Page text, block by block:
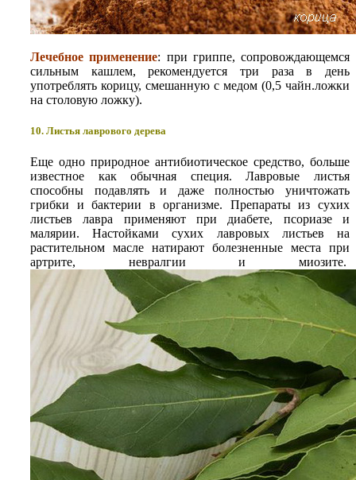
Лечебное применение: при гриппе, сопровождающемся
сильным кашлем, рекомендуется три раза в день
употреблять корицу, смешанную с медом (0,5 чайн.ложки
на столовую ложку).
10. Листья лаврового дерева
Еще одно природное антибиотическое средство, больше
известное как обычная специя. Лавровые листья
способны подавлять и даже полностью уничтожать
грибки и бактерии в организме. Препараты из сухих
листьев лавра применяют при диабете, псориазе и
малярии. Настойками сухих лавровых листьев на
растительном масле натирают болезненные места при
артрите, невралгии и миозите.